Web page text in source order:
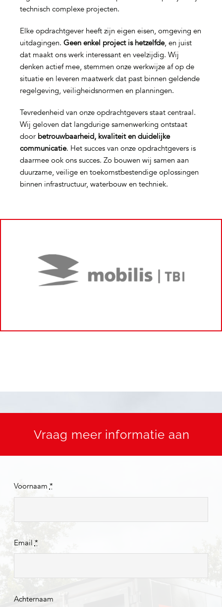
technisch complexe projecten.
Elke opdrachtgever heeft zijn eigen eisen, omgeving en
uitdagingen. Geen enkel project is hetzelfde, en juist
dat maakt ons werk interessant en veelzijdig. Wij
denken actief mee, stemmen onze werkwijze af op de
situatie en leveren maatwerk dat past binnen geldende
regelgeving, veiligheidsnormen en planningen.
Tevredenheid van onze opdrachtgevers staat centraal.
Wij geloven dat langdurige samenwerking ontstaat
door betrouwbaarheid, kwaliteit en duidelijke
communicatie. Het succes van onze opdrachtgevers is
daarmee ook ons succes. Zo bouwen wij samen aan
duurzame, veilige en toekomstbestendige oplossingen
binnen infrastructuur, waterbouw en techniek.
Vraag meer informatie aan
Voornaam *
Email *
Achternaam